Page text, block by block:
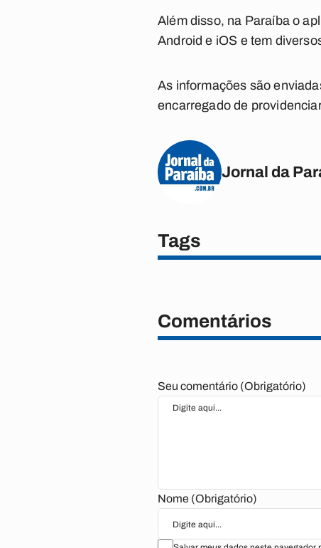
Além disso, na Paraíba o
Android e iOS e tem
As informações são
encarregado de
Jornal da
Tags
Comentários
Seu comentário (Obrigatório)
Nome (Obrigatório)